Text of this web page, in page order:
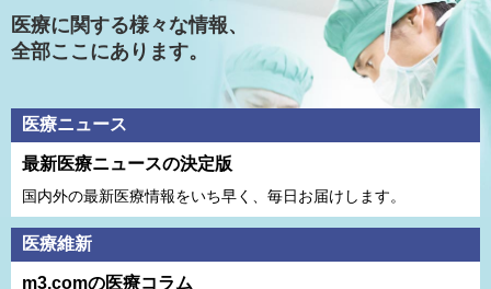
医療に関する様々な情報、
全部ここにあります。
医療ニュース
最新医療ニュースの決定版
国内外の最新医療情報をいち早く、毎日お届けします。
医療維新
m3.comの医療コラム